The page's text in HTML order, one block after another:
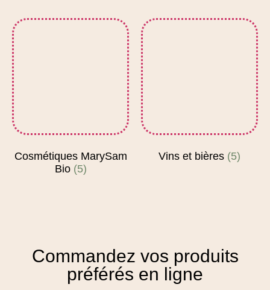
Cosmétiques MarySam
Bio (5)
Vins et bières (5)
Commandez vos produits
préférés en ligne